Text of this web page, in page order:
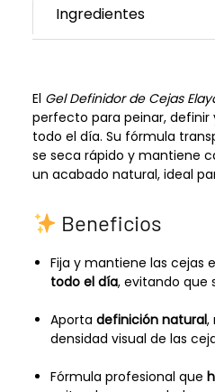
Ingredientes
El Gel Definidor de Cejas
perfecto para peinar,
todo el día. Su fórmula
se seca rápido y mantiene
un acabado natural, ideal
Beneficios
Fija y mantiene las cejas
todo el día, evitando que
Aporta definición natural,
densidad visual de las
Fórmula profesional que